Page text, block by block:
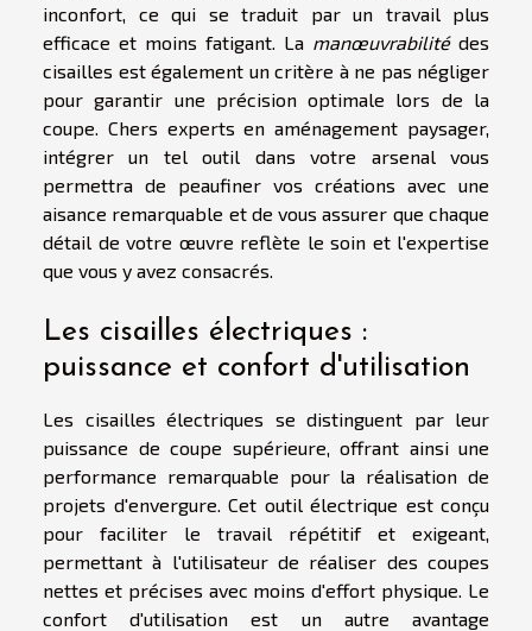
inconfort, ce qui se traduit par un travail plus
efficace et moins fatigant. La manœuvrabilitédes
cisailles est également un critère à ne pas négliger
pour garantir une précision optimale lors de la
coupe. Chers experts en aménagement paysager,
intégrer un tel outil dans votre arsenal vous
permettra de peaufiner vos créations avec une
aisance remarquable et de vous assurer que chaque
détail de votre œuvre reflète le soin et l'expertise
que vous y avez consacrés.
Les cisailles électriques :
puissance et confort d'utilisation
Les cisailles électriques se distinguent par leur
puissance de coupe supérieure, offrant ainsi une
performance remarquable pour la réalisation de
projets d'envergure. Cet outil électrique est conçu
pour faciliter le travail répétitif et exigeant,
permettant à l'utilisateur de réaliser des coupes
nettes et précises avec moins d'effort physique. Le
confort d'utilisation est un autre avantage